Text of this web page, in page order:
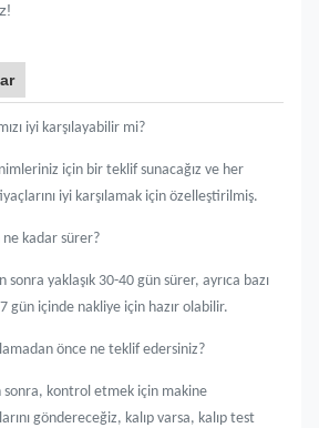
iyi karşılayabilir mi?
için bir teklif sunacağız ve her
iyi karşılamak için özelleştirilmiş.
ne kadar sürer?
sonra yaklaşık 30-40 gün sürer, ayrıca bazı
gün içinde nakliye için hazır olabilir.
önce ne teklif edersiniz?
sonra, kontrol etmek için makine
göndereceğiz, kalıp varsa, kalıp test